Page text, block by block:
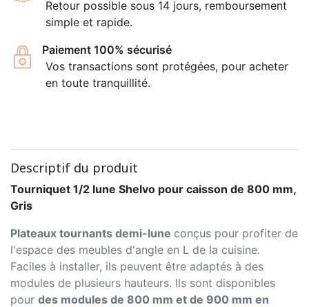
Retour possible sous 14 jours, remboursement
simple et rapide.
Paiement 100% sécurisé
Vos transactions sont protégées, pour acheter
en toute tranquillité.
Descriptif du produit
Tourniquet 1/2 lune Shelvo pour caisson de 800 mm,
Gris
Plateaux tournants demi-lune conçus pour profiter de
l'espace des meubles d'angle en L de la cuisine.
Faciles à installer, ils peuvent être adaptés à des
modules de plusieurs hauteurs. Ils sont disponibles
pour des modules de 800 mm et de 900 mm en